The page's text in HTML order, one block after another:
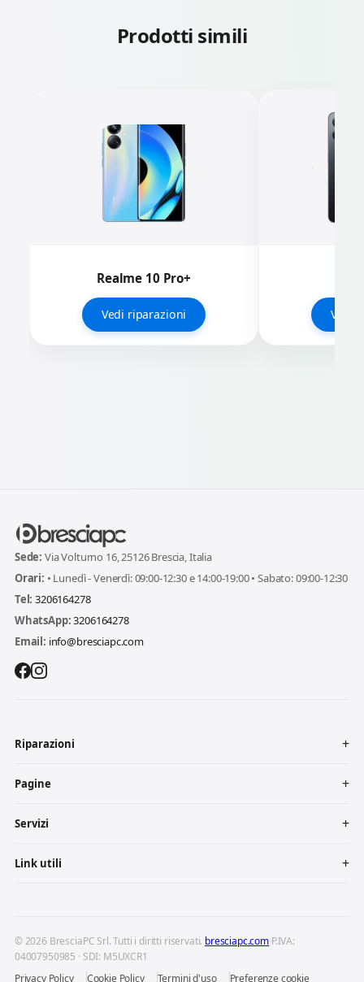
Prodotti simili
Realme 10 Pro+
Vedi riparazioni Vedi
Sede: Via Volturno 16, 25126 Brescia, Italia
Orari: • Lunedì - Venerdì: 09:00-12:30 e 14:00-19:00 • Sabato: 09:00-12:30
Tel: 3206164278
WhatsApp:3206164278
Email: info@bresciapc.com
Riparazioni
Pagine
Servizi
Link utili
© 2026 BresciaPC Srl. Tutti i diritti riservati. bresciapc.com P.IVA:
04007950985 · SDI: M5UXCR1
Privacy Policy
Cookie Policy Termini d'uso Preferenze cookie